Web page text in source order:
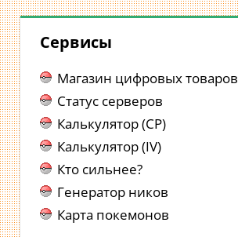
Сервисы
Магазин цифровых товаров
Статус серверов
Калькулятор (CP)
Калькулятор (IV)
Кто сильнее?
Генератор ников
Карта покемонов